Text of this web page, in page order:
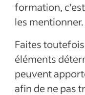
formation,
les mentionner.
Faites
éléments
peuvent
afin de ne pas